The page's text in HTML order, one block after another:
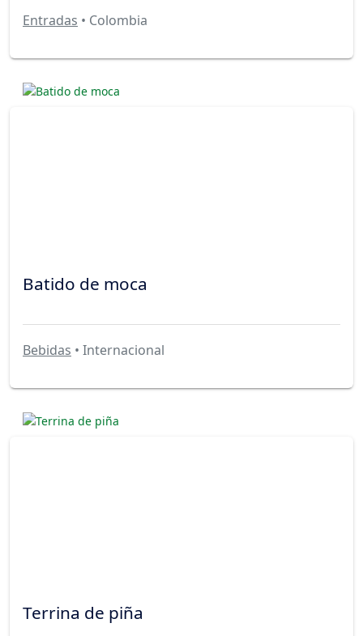
Entradas • Colombia
Batido de moca
Bebidas • Internacional
Terrina de piña